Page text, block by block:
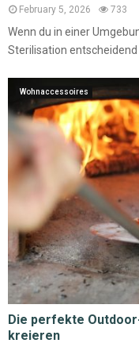
February 5, 2026 733
Wenn du in einer
Sterilisation entscheidend
Wohnaccessoires
Die perfekte
kreieren